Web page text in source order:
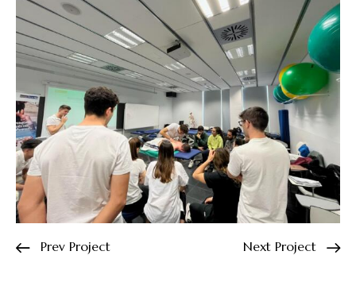
Prev Project Next Project